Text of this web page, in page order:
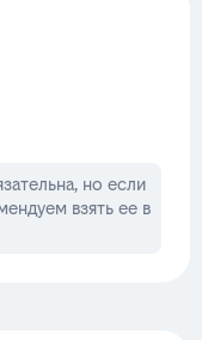
но если
взять ее в